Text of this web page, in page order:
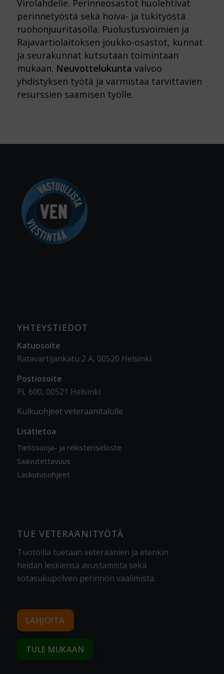
Virolahdelle. Perinneosastot huolehtivat
perinnetyöstä sekä hoiva- ja tukityöstä
ruohonjuuritasolla. Puolustusvoimien ja
Rajavartiolaitoksen joukko-osastot, kunnat
ja seurakunnat kutsutaan toimintaan
mukaan. Neuvottelukunta valvoo
yhdistyksen työtä ja varmistaa tarvittavien
resurssien saamisen työlle.
YHTEYSTIEDOT
Katuosoite
Ratavartijankatu 2 A, 00520 Helsinki
Postiosoite
PL 600, 00521 Helsinki
Kulkuohjeet veteraanitalolle
Lisätietoa
Tietosuoja- ja rekisteriseloste
Saavutettavuus
Laskutusohjeet
TUE VETERAANITYÖTÄ
Tuotoilla tuetaan veteraanien ja etenkin
heidän leskiensä avustamista sekä
sotasukupolven perinnön vaalimista.
LAHJOITA
TULE MUKAAN